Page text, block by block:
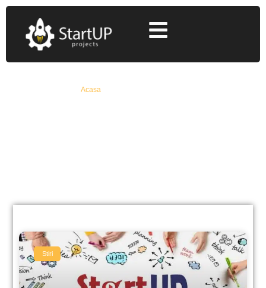
Acasa
Stiri